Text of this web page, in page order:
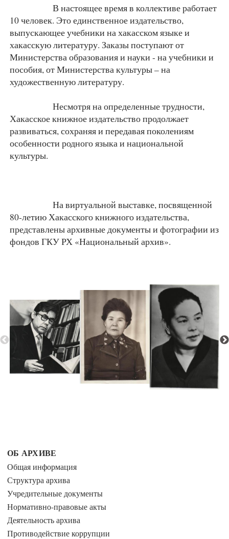
В настоящее время в коллективе работает
10 человек. Это единственное издательство,
выпускающее учебники на хакасском языке и
хакасскую литературу. Заказы поступают от
Министерства образования и науки - на учебники и
пособия, от Министерства культуры – на
художественную литературу.
Несмотря на определенные трудности,
Хакасское книжное издательство продолжает
развиваться, сохраняя и передавая поколениям
особенности родного языка и национальной
культуры.
На виртуальной выставке, посвященной
80-летию Хакасского книжного издательства,
представлены архивные документы и фотографии из
фондов ГКУ РХ «Национальный архив».
ОБ АРХИВЕ
Общая информация
Структура архива
Учредительные документы
Нормативно-правовые акты
Деятельность архива
Противодействие коррупции